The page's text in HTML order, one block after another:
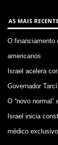
AS MAIS
O financiamento
americanos
Israel acelera
Governador
O “novo
Israel inicia
médico